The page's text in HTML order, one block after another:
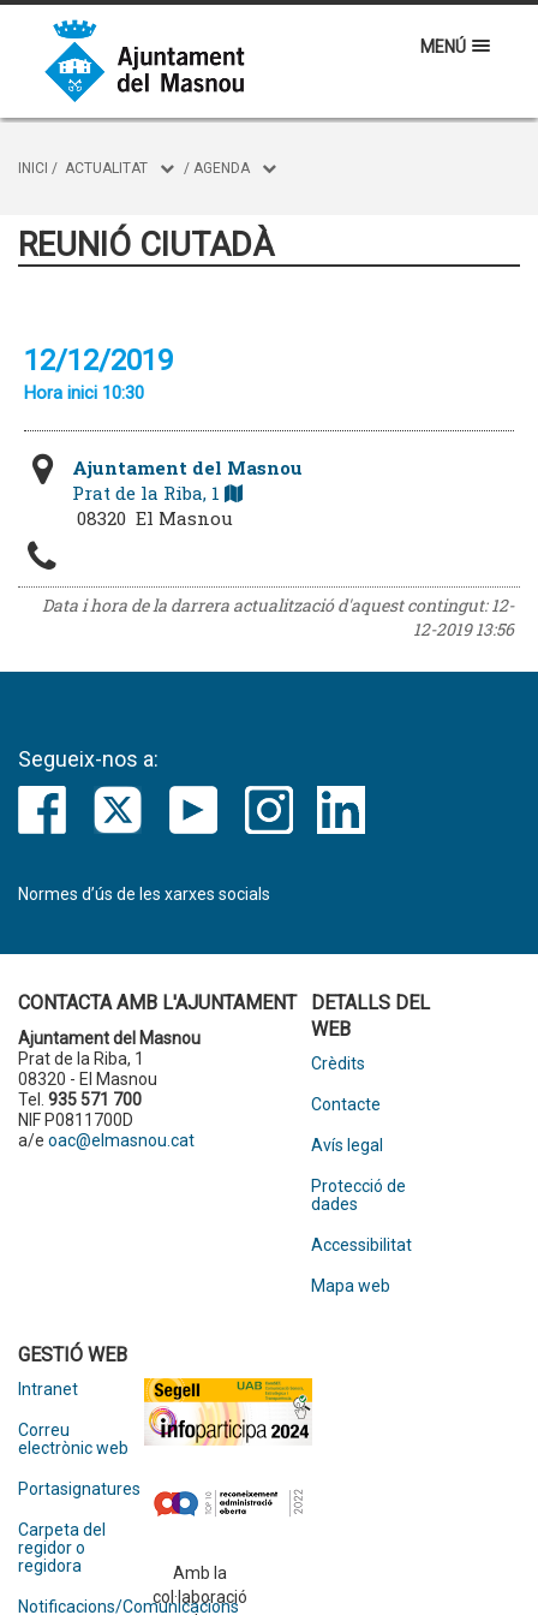
MENÚ
INICI / ACTUALITAT / AGENDA
REUNIÓ CIUTADÀ
12/12/2019
Hora inici 10:30
Ajuntament del Masnou
Prat de la Riba, 1
08320 El Masnou
Data i hora de la darrera actualització d'aquest contingut:12-
12-2019 13:56
Segueix-nos a:
Normes d’ús de les xarxes socials
CONTACTA AMB L'AJUNTAMENT
Ajuntament del Masnou
Prat de la Riba, 1
08320 - El Masnou
Tel. 935 571 700
NIF P0811700D
a/e oac@elmasnou.cat
DETALLS DEL
WEB
Crèdits
Contacte
Avís legal
Protecció de
dades
Accessibilitat
Mapa web
GESTIÓ WEB
Intranet
Correu
electrònic web
Portasignatures
Carpeta del
regidor o
regidora
Notificacions/Comunicacions
Amb la
col·laboració